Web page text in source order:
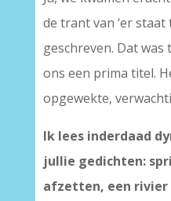
de trant van ‘er staat
geschreven. Dat
ons een prima titel.
opgewekte,
Ik lees inderdaad
jullie gedichten:
afzetten, een rivier